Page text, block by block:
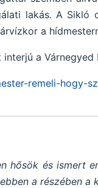
lakás. A
a
a
remeli-hogy-
hősök és ismert
a részében